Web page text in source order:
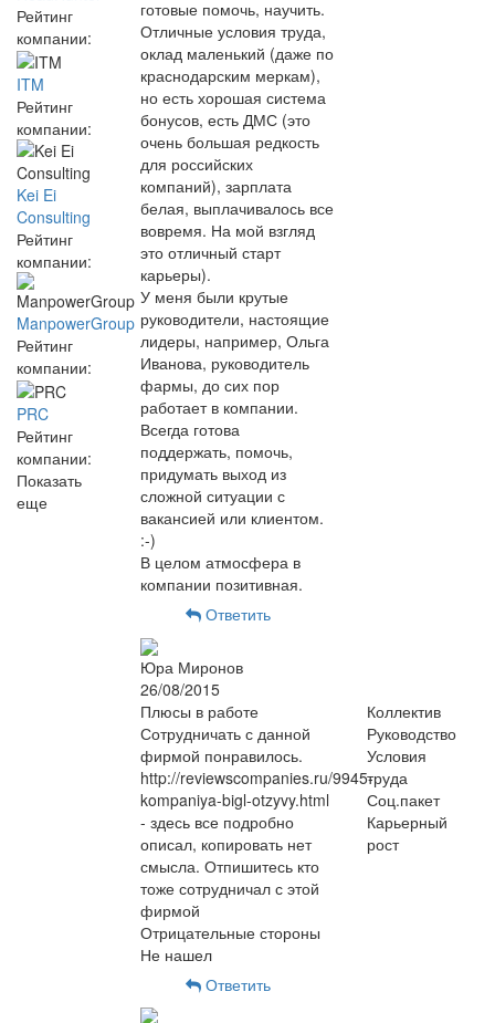
Рейтинг
компании:
ITM
Рейтинг
компании:
Kei Ei
Consulting
Рейтинг
компании:
ManpowerGroup
Рейтинг
компании:
PRC
Рейтинг
компании:
Показать
еще
готовые помочь, научить.
Отличные условия труда,
оклад маленький (даже по
краснодарским меркам),
но есть хорошая система
бонусов, есть ДМС (это
очень большая редкость
для российских
компаний), зарплата
белая, выплачивалось все
вовремя. На мой взгляд
это отличный старт
карьеры).
У меня были крутые
руководители, настоящие
лидеры, например, Ольга
Иванова, руководитель
фармы, до сих пор
работает в компании.
Всегда готова
поддержать, помочь,
придумать выход из
сложной ситуации с
вакансией или клиентом.
:-)
В целом атмосфера в
компании позитивная.
Ответить
Юра Миронов
26/08/2015
Плюсы в работе
Сотрудничать с данной
фирмой понравилось.
http://reviewscompanies.ru/9945-
kompaniya-bigl-otzyvy.html
- здесь все подробно
описал, копировать нет
смысла. Отпишитесь кто
тоже сотрудничал с этой
фирмой
Отрицательные стороны
Не нашел
Коллектив
Руководство
Условия
труда
Соц.пакет
Карьерный
рост
Ответить